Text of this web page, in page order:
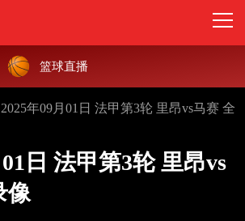
篮球直播
2025年09月01日 法甲第3轮 里昂vs马赛 全
日 法甲第3轮 里昂vs
像